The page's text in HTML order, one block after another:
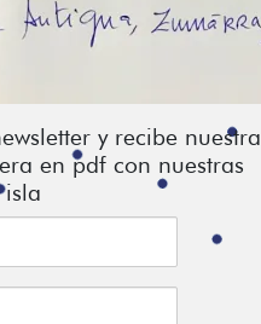
y recibe nuestra
en pdf con nuestras
isla